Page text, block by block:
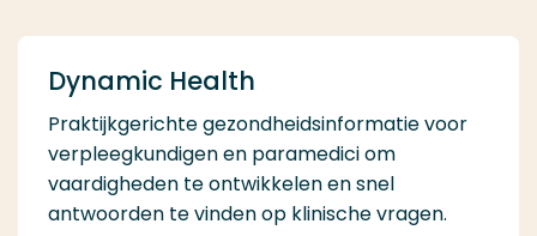
Dynamic Health
Praktijkgerichte gezondheidsinformatie voor
verpleegkundigen en paramedici om
vaardigheden te ontwikkelen en snel
antwoorden te vinden op klinische vragen.